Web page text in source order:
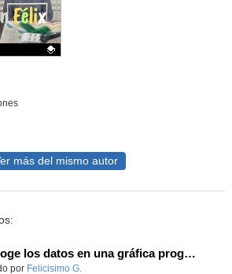
más del mismo autor
Recoge los datos en una gráfica programando tu placa microbit con MakeCode y conoce la Tª y nivel de luz en este eclipse
educativo.
por Felicisimo G.